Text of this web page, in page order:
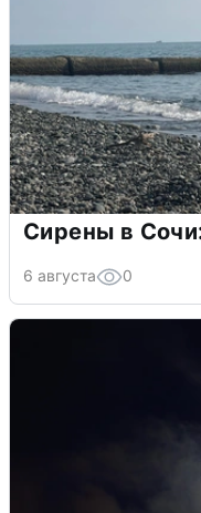
Сирены в
6 августа 0